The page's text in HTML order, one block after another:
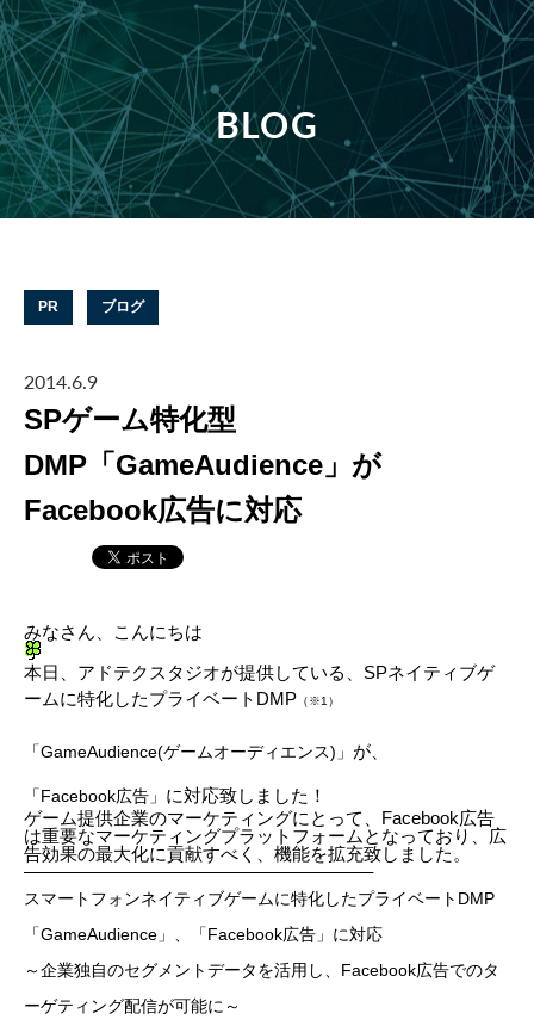
BLOG
PR ブログ
2014.6.9
SPゲーム特化型
DMP「GameAudience」が
Facebook広告に対応
みなさん、こんにちは
本日、アドテクスタジオが提供している、 SPネイティブゲ
ームに特化したプライベートDMP （※1）
「GameAudience(ゲームオーディエンス)」 が、
「Facebook広告」 に対応致しました！
ゲーム提供企業のマーケティングにとって、 Facebook広告
は重要なマーケティングプラットフォームとなっており、 広
告効果の最大化に貢献すべく、機能を拡充致しました。
———————————————————–
スマートフォンネイティブゲームに特化したプライベートDMP
「GameAudience」、
「Facebook広告」に対応
～企業独自のセグメントデータを活用し、Facebook広告でのタ
ーゲティング配信が可能に～